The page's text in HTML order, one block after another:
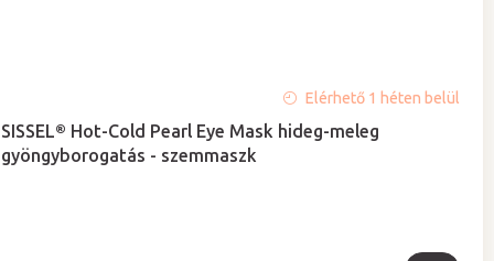
SISSEL® Hot-Cold Pearl Eye Mask hideg-meleg
gyöngyborogatás - szemmaszk
átlagos
értékelése
Elérhető 1 héten belül